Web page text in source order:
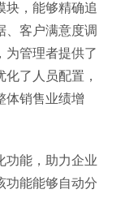
块，能够精确追
、客户满意度调
为管理者提供了
了人员配置，
体销售业绩增
功能，助力企业
功能能够自动分